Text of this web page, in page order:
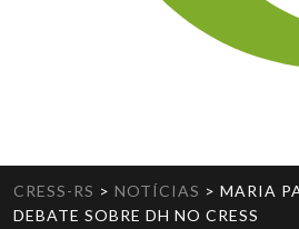
CRESS-RS > NOTÍCIAS > MARIA
DEBATE SOBRE DH NO CRESS